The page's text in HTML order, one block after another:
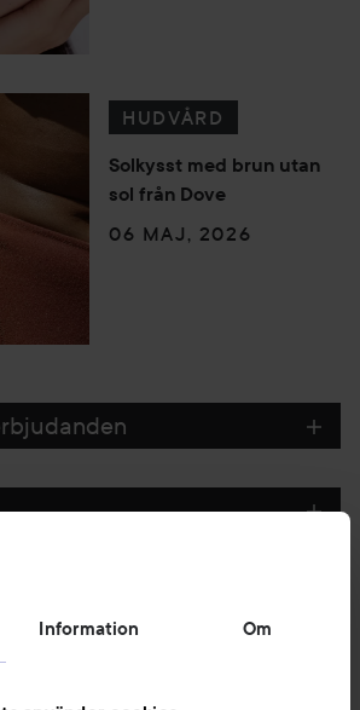
Information Om
HUDVÅRD
Solkysst med brun utan
sol från Dove
06 MAJ, 2026